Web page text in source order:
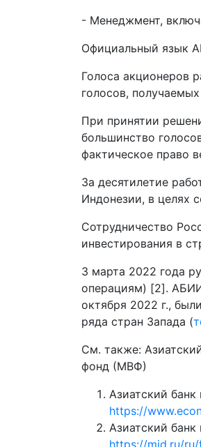
- Менеджмент,
Официальный язык
Голоса акционеров
голосов,
При принятии
большинство
фактическое право
За десятилетие
Индонезии, в целях
Сотрудничество
инвестирования в
3 марта 2022 года
операциям) [2]. АБИИ
октября 2022 г.,
ряда стран Запада (
См. также:
фонд (МВФ)
Азиатский
https://
Азиатский
https://mid.ru/